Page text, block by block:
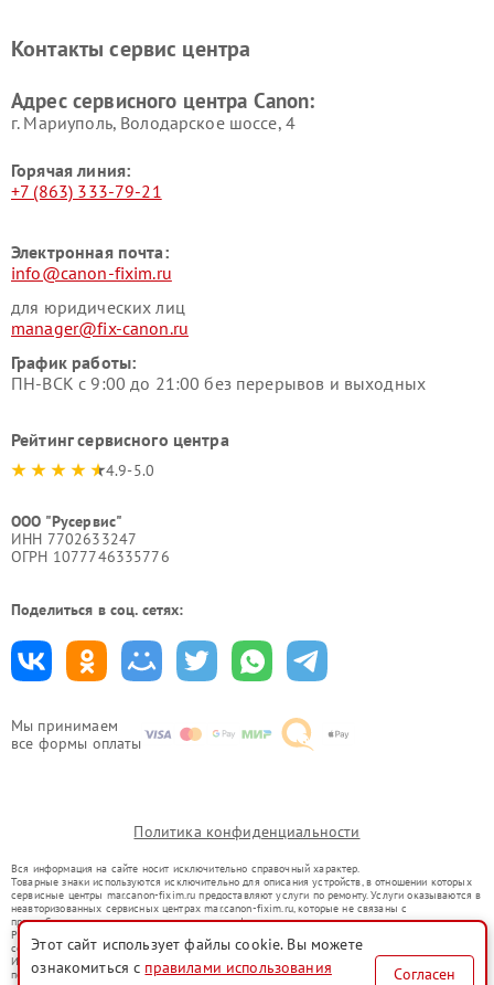
Мы принимаем
все формы оплаты
Контакты сервис центра
Адрес сервисного центра Canon:
г. Мариуполь, Володарское шоссе, 4
Горячая линия:
+7 (863) 333-79-21
Электронная почта:
info@canon-fixim.ru
для юридических лиц
manager@fix-canon.ru
График работы:
ПН-ВСК с 9:00 до 21:00 без перерывов и выходных
Рейтинг сервисного центра
4.9-5.0
ООО "Русервис"
ИНН 7702633247
ОГРН 1077746335776
Поделиться в соц. сетях:
Политика конфиденциальности
Вся информация на сайте носит исключительно справочный характер.
Товарные знаки используются исключительно для описания устройств, в отношении которых
сервисные центры mar.canon-fixim.ru предоставляют услуги по ремонту. Услуги оказываются в
неавторизованных сервисных центрах mar.canon-fixim.ru, которые не связаны с
правообладателями товарных знаков или их официальными представителями.
Ремонт осуществляется для устройств, уже введенных в гражданский оборот в соответствии
со статьей 1487 ГК РФ.
Использование товарных знаков не преследует цели индивидуализации услуг или введения
потребителей в заблуждение, а служит для информирования о предоставляемых услугах по
Этот сайт использует файлы cookie. Вы можете
ознакомиться с правилами использования
Согласен